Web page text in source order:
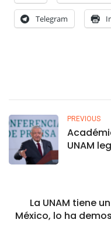
Telegram
PREVIOUS
UNAM
La UNAM tiene
México, lo ha